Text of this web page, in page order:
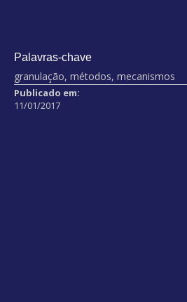
Palavras-chave
granulação, métodos, mecanismos
Publicado em:
11/01/2017